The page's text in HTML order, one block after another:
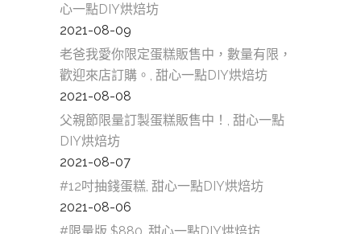
心一點DIY烘焙坊
2021-08-09
老爸我愛你限定蛋糕販售中，數量有限，
歡迎來店訂購。, 甜心一點DIY烘焙坊
2021-08-08
父親節限量訂製蛋糕販售中！, 甜心一點
DIY烘焙坊
2021-08-07
#12吋抽錢蛋糕, 甜心一點DIY烘焙坊
2021-08-06